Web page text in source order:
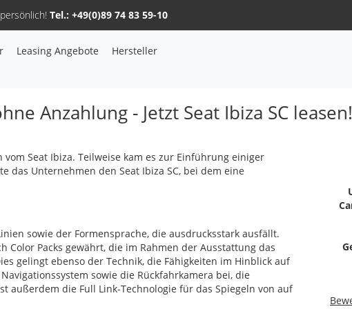
Tel.: +49(0)89 74 83 59-10
Leasing Angebote Hersteller
Anzahlung - Jetzt Seat Ibiza SC leasen!
Seat Ibiza. Teilweise kam es zur Einführung einiger
das Unternehmen den Seat Ibiza SC, bei dem eine
sowie der Formensprache, die ausdrucksstark ausfällt.
Packs gewährt, die im Rahmen der Ausstattung das
gelingt ebenso der Technik, die Fähigkeiten im Hinblick auf
sowie die Rückfahrkamera bei, die
außerdem die Full Link-Technologie für das Spiegeln von auf
Sie haben Fragen, oder benötigen Hilfe?
Alle Hersteller
Kontakt